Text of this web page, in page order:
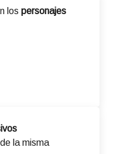
lospersonajes
la misma